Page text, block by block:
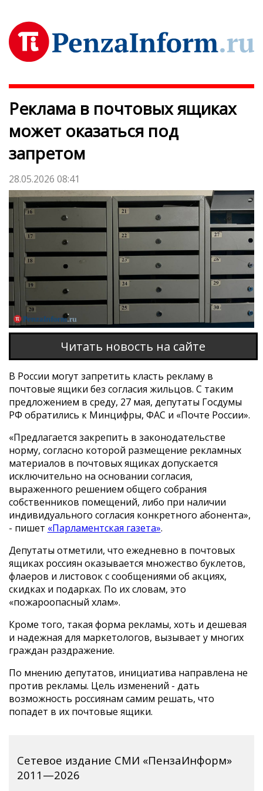
Реклама в почтовых ящиках
может оказаться под
запретом
28.05.2026 08:41
Читать новость на сайте
В России могут запретить класть рекламу в
почтовые ящики без согласия жильцов. С таким
предложением в среду, 27 мая, депутаты Госдумы
РФ обратились к Минцифры, ФАС и «Почте России».
«Предлагается закрепить в законодательстве
норму, согласно которой размещение рекламных
материалов в почтовых ящиках допускается
исключительно на основании согласия,
выраженного решением общего собрания
собственников помещений, либо при наличии
индивидуального согласия конкретного абонента»,
- пишет «Парламентская газета».
Депутаты отметили, что ежедневно в почтовых
ящиках россиян оказывается множество буклетов,
флаеров и листовок с сообщениями об акциях,
скидках и подарках. По их словам, это
«пожароопасный хлам».
Кроме того, такая форма рекламы, хоть и дешевая
и надежная для маркетологов, вызывает у многих
граждан раздражение.
По мнению депутатов, инициатива направлена не
против рекламы. Цель изменений - дать
возможность россиянам самим решать, что
попадет в их почтовые ящики.
Сетевое издание СМИ «ПензаИнформ»
2011—2026